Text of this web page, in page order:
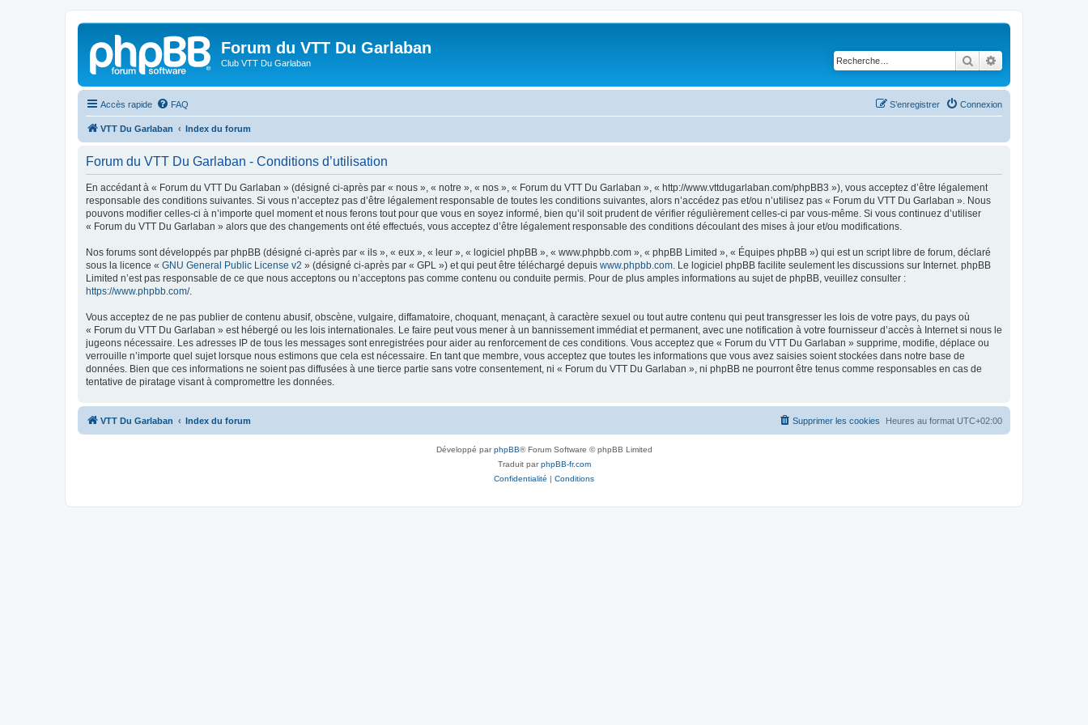
Forum du VTT Du Garlaban
Club VTT Du Garlaban Rechercher
Accès rapide FAQ Connexion
S’enregistrer
VTT Du Garlaban Index du forum
Forum du VTT Du Garlaban - Conditions d’utilisation
En accédant à « Forum du VTT Du Garlaban » (désigné ci-après par « nous », « notre », « nos », « Forum du VTT Du Garlaban », « http://www.vttdugarlaban.com/phpBB3 »), vous acceptez d’être légalement
responsable des conditions suivantes. Si vous n’acceptez pas d’être légalement responsable de toutes les conditions suivantes, alors n’accédez pas et/ou n’utilisez pas « Forum du VTT Du Garlaban ». Nous
pouvons modifier celles-ci à n’importe quel moment et nous ferons tout pour que vous en soyez informé, bien qu’il soit prudent de vérifier régulièrement celles-ci par vous-même. Si vous continuez d’utiliser
« Forum du VTT Du Garlaban » alors que des changements ont été effectués, vous acceptez d’être légalement responsable des conditions découlant des mises à jour et/ou modifications.
Nos forums sont développés par phpBB (désigné ci-après par « ils », « eux », « leur », « logiciel phpBB », « www.phpbb.com », « phpBB Limited », « Équipes phpBB ») qui est un script libre de forum, déclaré
sous la licence « GNU General Public License v2 » (désigné ci-après par « GPL ») et qui peut être téléchargé depuis www.phpbb.com . Le logiciel phpBB facilite seulement les discussions sur Internet. phpBB
Limited n’est pas responsable de ce que nous acceptons ou n’acceptons pas comme contenu ou conduite permis. Pour de plus amples informations au sujet de phpBB, veuillez consulter :
https://www.phpbb.com/.
Vous acceptez de ne pas publier de contenu abusif, obscène, vulgaire, diffamatoire, choquant, menaçant, à caractère sexuel ou tout autre contenu qui peut transgresser les lois de votre pays, du pays où
« Forum du VTT Du Garlaban » est hébergé ou les lois internationales. Le faire peut vous mener à un bannissement immédiat et permanent, avec une notification à votre fournisseur d’accès à Internet si nous le
jugeons nécessaire. Les adresses IP de tous les messages sont enregistrées pour aider au renforcement de ces conditions. Vous acceptez que « Forum du VTT Du Garlaban » supprime, modifie, déplace ou
verrouille n’importe quel sujet lorsque nous estimons que cela est nécessaire. En tant que membre, vous acceptez que toutes les informations que vous avez saisies soient stockées dans notre base de
données. Bien que ces informations ne soient pas diffusées à une tierce partie sans votre consentement, ni « Forum du VTT Du Garlaban », ni phpBB ne pourront être tenus comme responsables en cas de
tentative de piratage visant à compromettre les données.
VTT Du Garlaban Index du forum Heures au format UTC+02:00
Supprimer les cookies
Développé parphpBB® Forum Software © phpBB Limited
Traduit parphpBB-fr.com
Confidentialité | Conditions